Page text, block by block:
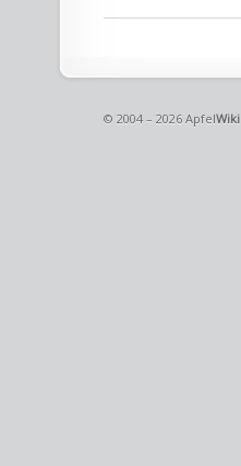
© 2004 – 2026 ApfelWiki